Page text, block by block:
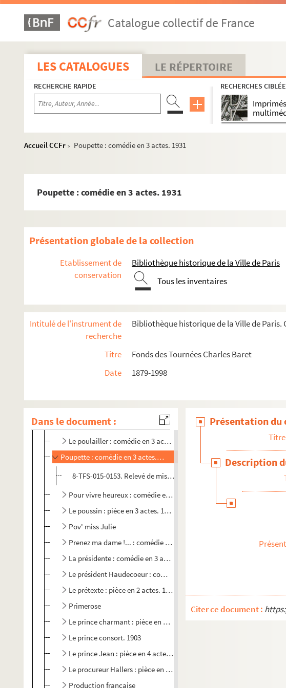
Catalogue collectif de France
LES CATALOGUES LE RÉPERTOIRE
RECHERCHE RAPIDE RECHERCHES
Imprimés
Accueil CCFr >
Poupette : comédie en 3 actes. 1931
Poupette : comédie en 3 actes. 1931
Présentation globale de la collection
Etablissement de
conservation
Bibliothèque historique de la Ville de Paris
Tous les inventaires
Intitulé de l'instrument de
recherche
Bibliothèque historique de la Ville de
Titre
Fonds des Tournées Charles Baret
Date
1879-1998
Dans le document :
Le passe-partout : comédie en 3 actes. 1908
La passerelle : comédie en 3 actes. 1902
La passion de Notre Seigneur Jésus Christ : drame en vers et en prose
La passion du Christ : drame en 6 actes
Passionnément : comédie musicale en 3 actes. 1926
Pas sur la bouche : opérette en 3 actes.
Pétard : pièce en 3 actes. 1914
La petite chocolatière : comédie en 4 actes. 1909
La petite marmite. 1973
Les petits : pièce en 3 actes. 1912
Pile ou face : comédie en 5 actes. 1924
Pique-nique
La pomme : comédie en 3 actes. 1922
Potash et Perlmutter. 1916
Le poulailler : comédie en 3 actes. 1908
Poupette : comédie en 3 actes. 1931
8-TFS-015-0153. Relevé de mise en scène
Pour vivre heureux : comédie en 3 actes. 1912
Le poussin : pièce en 3 actes. 1908
Pov' miss Julie
Prenez ma dame !... : comédie en 1 acte. 1922
La présidente : comédie en 3 actes. 1912
Le président Haudecoeur : comédie en 4 actes. 1938
Le prétexte : pièce en 2 actes. 1906
Primerose
Le prince charmant : pièce en 3 actes. 1914
Le prince consort. 1903
Le prince Jean : pièce en 4 actes. 1923
Le procureur Hallers : pièce en 4 actes. 1913
Production française
Présentation du
Titre
Description
Citer ce document :